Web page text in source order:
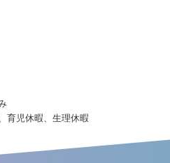
育児休暇、生理休暇